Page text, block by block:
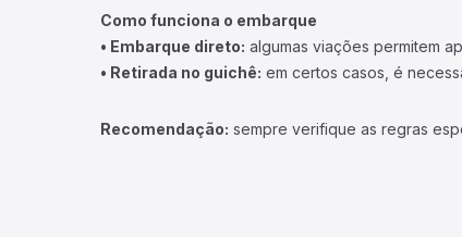
Como funciona o embarque
• Embarque direto: algumas viações permitem
• Retirada no guichê: em certos casos, é
Recomendação: sempre verifique as regras